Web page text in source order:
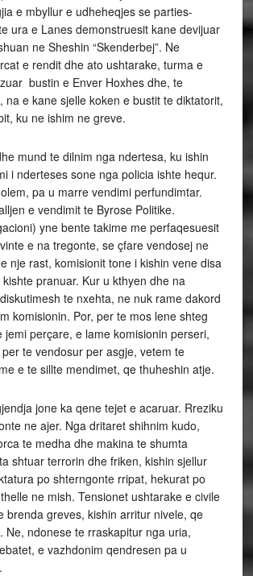
e mbyllur e udheheqjes se parties-
ura e Lanes demonstruesit kane devijuar
ne Sheshin “Skenderbej”. Ne
e rendit dhe ato ushtarake, turma e
bustin e Enver Hoxhes dhe, te
na e kane sjelle koken e bustit te diktatorit,
ku ne ishim ne greve.
mund te dilnim nga ndertesa, ku ishin
i nderteses sone nga policia ishte hequr.
pa u marre vendimi perfundimtar.
e vendimit te Byrose Politike.
yne bente takime me perfaqesuesit
e na tregonte, se çfare vendosej ne
nje rast, komisionit tone i kishin vene disa
pranuar. Kur u kthyen dhe na
te nxehta, ne nuk rame dakord
komisionin. Por, per te mos lene shteg
jemi perçare, e lame komisionin perseri,
te vendosur per asgje, vetem te
e te sillte mendimet, qe thuheshin atje.
jone ka qene tejet e acaruar. Rreziku
ne ajer. Nga dritaret shihnim kudo,
te medha dhe makina te shumta
shtuar terrorin dhe friken, kishin sjellur
po shterngonte rripat, hekurat po
ne mish. Tensionet ushtarake e civile
brenda greves, kishin arritur nivele, qe
Ne, ndonese te rraskapitur nga uria,
e vazhdonim qendresen pa u